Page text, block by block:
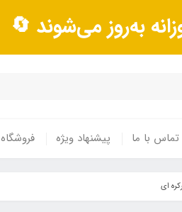
به‌روز می‌شوند 🔄
تماس با ما پیشنهاد ویژه فروشگاه
ای